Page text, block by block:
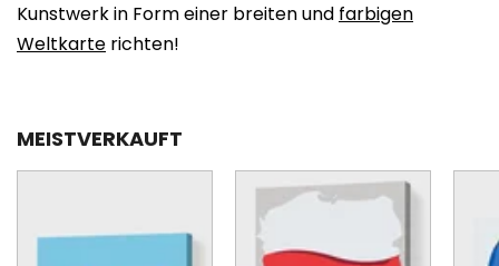
Kunstwerk in Form einer breiten und farbigen
Weltkarte richten!
MEISTVERKAUFT